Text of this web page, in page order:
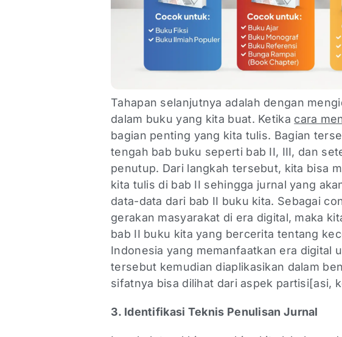
Tahapan selanjutnya adalah dengan
dalam buku yang kita buat. Ketika cara
bagian penting yang kita tulis. Bagian
tengah bab buku seperti bab II, III, dan
penutup. Dari langkah tersebut, kita bisa
kita tulis di bab II sehingga jurnal yang
data-data dari bab II buku kita. Sebagai
gerakan masyarakat di era digital, maka
bab II buku kita yang bercerita tentang
Indonesia yang memanfaatkan era digital
tersebut kemudian diaplikasikan dalam
sifatnya bisa dilihat dari aspek partisi[asi,
3. Identifikasi Teknis Penulisan Jurnal